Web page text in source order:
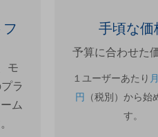
モ
ラ
ム
手頃な価
予算に合わせた
１ユーザーあたり
円 （税別）から始
す。